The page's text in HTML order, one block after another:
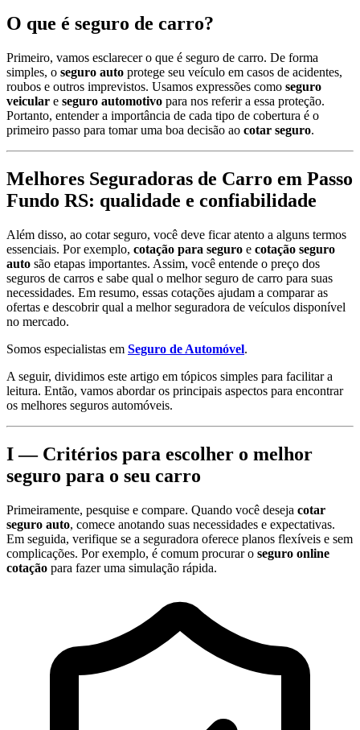
O que é seguro de carro?
Primeiro, vamos esclarecer o que é seguro de carro. De forma
simples, o seguro auto protege seu veículo em casos de acidentes,
roubos e outros imprevistos. Usamos expressões como seguro
veicular e seguro automotivo para nos referir a essa proteção.
Portanto, entender a importância de cada tipo de cobertura é o
primeiro passo para tomar uma boa decisão ao cotar seguro.
Melhores Seguradoras de Carro em Passo
Fundo RS: qualidade e confiabilidade
Além disso, ao cotar seguro, você deve ficar atento a alguns termos
essenciais. Por exemplo, cotação para seguro e cotação seguro
auto são etapas importantes. Assim, você entende o preço dos
seguros de carros e sabe qual o melhor seguro de carro para suas
necessidades. Em resumo, essas cotações ajudam a comparar as
ofertas e descobrir qual a melhor seguradora de veículos disponível
no mercado.
Somos especialistas em Seguro de Automóvel.
A seguir, dividimos este artigo em tópicos simples para facilitar a
leitura. Então, vamos abordar os principais aspectos para encontrar
os melhores seguros automóveis.
I — Critérios para escolher o melhor
seguro para o seu carro
Primeiramente, pesquise e compare. Quando você deseja cotar
seguro auto, comece anotando suas necessidades e expectativas.
Em seguida, verifique se a seguradora oferece planos flexíveis e sem
complicações. Por exemplo, é comum procurar o seguro online
cotação para fazer uma simulação rápida.